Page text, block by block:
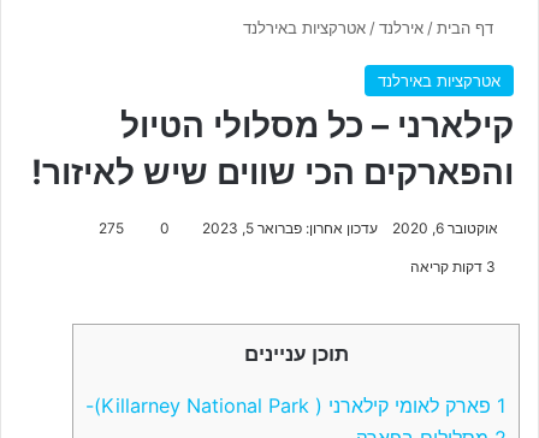
דף הבית/ אירלנד/ אטרקציות באירלנד
אטרקציות באירלנד
קילארני – כל מסלולי הטיול
והפארקים הכי שווים שיש לאיזור!
אוקטובר 6, 2020 עדכון אחרון: פברואר 5, 2023 0
275
תוכן עניינים
1 פארק לאומי קילארני ( Killarney National Park)-